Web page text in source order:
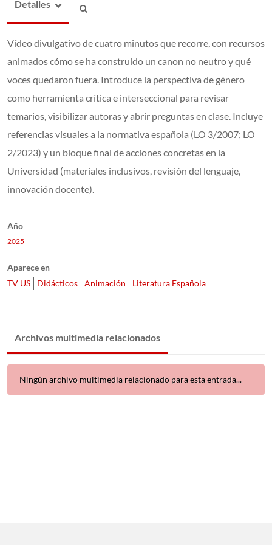
Detalles
Vídeo divulgativo de cuatro minutos que recorre, con recursos
animados cómo se ha construido un canon no neutro y qué
voces quedaron fuera. Introduce la perspectiva de género
como herramienta crítica e interseccional para revisar
temarios, visibilizar autoras y abrir preguntas en clase. Incluye
referencias visuales a la normativa española (LO 3/2007; LO
2/2023) y un bloque final de acciones concretas en la
Universidad (materiales inclusivos, revisión del lenguaje,
innovación docente).
Año
2025
Aparece en
TV US
Didácticos Animación Literatura Española
Archivos multimedia relacionados
Ningún archivo multimedia relacionado para esta entrada...